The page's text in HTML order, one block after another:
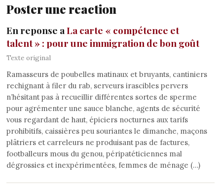
Poster une reaction
En reponse aLa carte « compétence et
talent » : pour une immigration de bon goût
Texte original
Ramasseurs de poubelles matinaux et bruyants, cantiniers
rechignant à filer du rab, serveurs irascibles pervers
n’hésitant pas à recueillir différentes sortes de sperme
pour agrémenter une sauce blanche, agents de sécurité
vous regardant de haut, épiciers nocturnes aux tarifs
prohibitifs, caissières peu souriantes le dimanche, maçons
plâtriers et carreleurs ne produisant pas de factures,
footballeurs mous du genou, péripatéticiennes mal
dégrossies et inexpérimentées, femmes de ménage (…)